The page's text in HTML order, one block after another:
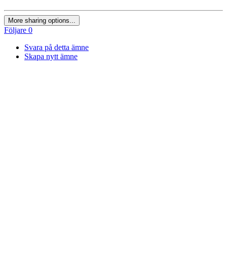
More sharing options...
Följare 0
Svara på detta ämne
Skapa nytt ämne